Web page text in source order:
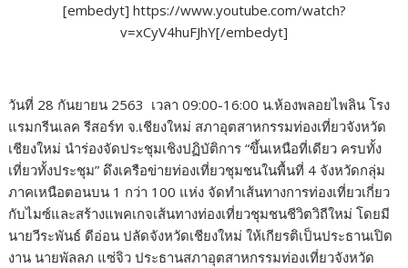
[embedyt] https://www.youtube.com/watch?
v=xCyV4huFJhY[/embedyt]
วันที่ 28 กันยายน 2563 เวลา 09:00-16:00 น.ห้องพลอยไพลิน โรง
แรมกรีนเลค รีสอร์ท จ.เชียงใหม่ สภาอุตสาหกรรมท่องเที่ยวจังหวัด
เชียงใหม่ นำร่องจัดประชุมเชิงปฏิบัติการ “ขึ้นเหนือที่เดียว ครบทั้ง
เที่ยวทั้งประชุม” ดึงเครือข่ายท่องเที่ยวชุมชนในพื้นที่ 4 จังหวัดกลุ่ม
ภาคเหนือตอนบน 1 กว่า 100 แห่ง จัดทำเส้นทางการท่องเที่ยวเกี่ยว
กับไมซ์และสร้างแพคเกจเส้นทางท่องเที่ยวชุมชนชีวิตวิถีใหม่ ​​โดยมี
นายวีระพันธ์ ดีอ่อน ปลัดจังหวัดเชียงใหม่ ให้เกียรติเป็นประธานเปิด
งาน นายพัลลภ แซ่จิว ประธานสภาอุตสาหกรรมท่องเที่ยวจังหวัด